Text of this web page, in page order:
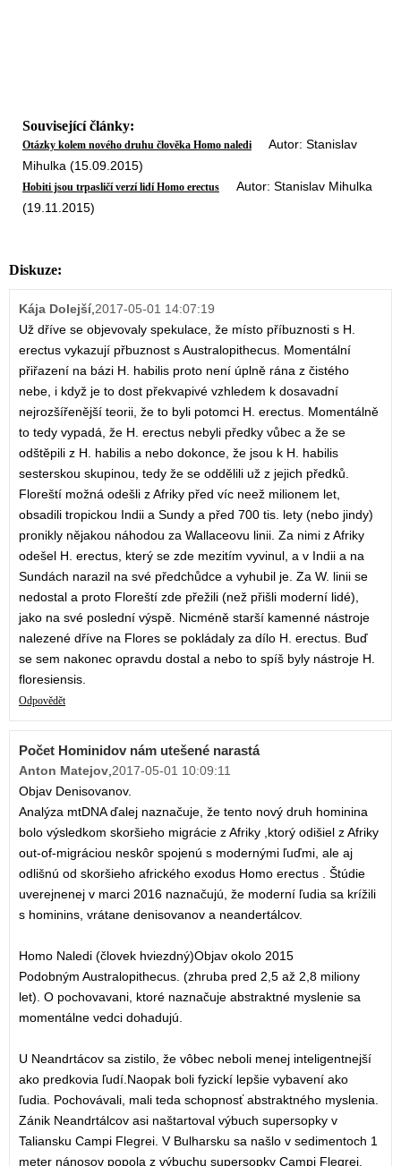
Související články:
Otázky kolem nového druhu člověka Homo naledi Autor: Stanislav
Mihulka (15.09.2015)
Hobiti jsou trpasličí verzí lidí Homo erectus Autor: Stanislav Mihulka
(19.11.2015)
Diskuze:
Kája Dolejší,2017-05-01 14:07:19
Už dříve se objevovaly spekulace, že místo příbuznosti s H.
erectus vykazují přbuznost s Australopithecus. Momentální
přiřazení na bázi H. habilis proto není úplně rána z čistého
nebe, i když je to dost překvapivé vzhledem k dosavadní
nejrozšířenější teorii, že to byli potomci H. erectus. Momentálně
to tedy vypadá, že H. erectus nebyli předky vůbec a že se
odštěpili z H. habilis a nebo dokonce, že jsou k H. habilis
sesterskou skupinou, tedy že se oddělili už z jejich předků.
Floreští možná odešli z Afriky před víc neež milionem let,
obsadili tropickou Indii a Sundy a před 700 tis. lety (nebo jindy)
pronikly nějakou náhodou za Wallaceovu linii. Za nimi z Afriky
odešel H. erectus, který se zde mezitím vyvinul, a v Indii a na
Sundách narazil na své předchůdce a vyhubil je. Za W. linii se
nedostal a proto Floreští zde přežili (než přišli moderní lidé),
jako na své poslední výspě. Nicméně starší kamenné nástroje
nalezené dříve na Flores se pokládaly za dílo H. erectus. Buď
se sem nakonec opravdu dostal a nebo to spíš byly nástroje H.
floresiensis.
Odpovědět
Počet Hominidov nám utešené narastá
Anton Matejov,2017-05-01 10:09:11
Objav Denisovanov.
Analýza mtDNA ďalej naznačuje, že tento nový druh hominina
bolo výsledkom skoršieho migrácie z Afriky ,ktorý odišiel z Afriky
out-of-migráciou neskôr spojenú s modernými ľuďmi, ale aj
odlišnú od skoršieho afrického exodus Homo erectus . Štúdie
uverejnenej v marci 2016 naznačujú, že moderní ľudia sa krížili
s hominins, vrátane denisovanov a neandertálcov.
Homo Naledi (človek hviezdný)Objav okolo 2015
Podobným Australopithecus. (zhruba pred 2,5 až 2,8 miliony
let). O pochovavani, ktoré naznačuje abstraktné myslenie sa
momentálne vedci dohadujú.
U Neandrtácov sa zistilo, že vôbec neboli menej inteligentnejší
ako predkovia ľudí.Naopak boli fyzickí lepšie vybavení ako
ľudia. Pochovávali, mali teda schopnosť abstraktného myslenia.
Zánik Neandrtálcov asi naštartoval výbuch supersopky v
Taliansku Campi Flegrei. V Bulharsku sa našlo v sedimentoch 1
meter nánosov popola z výbuchu supersopky Campi Flegrei.